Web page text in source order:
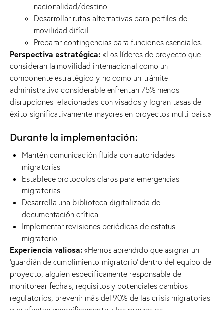
nacionalidad/destino
Desarrollar rutas alternativas para perfiles de
movilidad difícil
Preparar contingencias para funciones esenciales.
Perspectiva estratégica: «Los líderes de proyecto que
consideran la movilidad internacional como un
componente estratégico y no como un trámite
administrativo considerable enfrentan 75% menos
disrupciones relacionadas con visados ​​y logran tasas de
éxito significativamente mayores en proyectos multi-país.»
Durante la implementación:
Mantén comunicación fluida con autoridades
migratorias
Establece protocolos claros para emergencias
migratorias
Desarrolla una biblioteca digitalizada de
documentación crítica
Implementar revisiones periódicas de estatus
migratorio
Experiencia valiosa: «Hemos aprendido que asignar un
‘guardián de cumplimiento migratorio’ dentro del equipo de
proyecto, alguien específicamente responsable de
monitorear fechas, requisitos y potenciales cambios
regulatorios, prevenir más del 90% de las crisis migratorias